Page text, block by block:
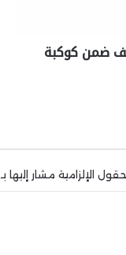
ضمن كوكبة
الإلزامية مشار إليها بـ